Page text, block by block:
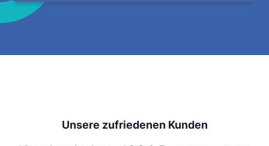
Unsere zufriedenen Kunden